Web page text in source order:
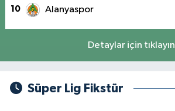
10 Alanyaspor
Detaylar için tıklayın
Süper Lig Fikstür